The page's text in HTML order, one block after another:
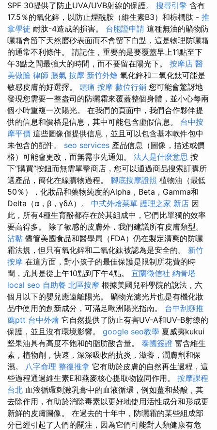
SPF 30提供了防止UVA/UVB射線的保護。 搜尋引擎 含有
17.5％的氧化鋅，以防止煙酰胺（維生素B3）和棕櫚肽 - 推
拿學徒 耐肽-4造成的損害。 台胞證申請 這種無油的礦物防
曬霜會留下天然磨砂表面而不會留下白點，這是物理防曬霜
的通常不利條件。 請記住，重要的是要覆蓋早上11點至下
午3點之間最強大的時間，而不要留在陽光下。 按摩店 醫
美做臉 律師 脹氣 按摩 新竹外燴 氧化鋅和二氧化鈦可能是
敏感皮膚的好選擇。 頭痛 按摩 數位行銷 您可能會驚訝地
發現您需要一整盎司的防曬霜來覆蓋整個身體，並小心每兩
個小時重複一次陽光。 在我們的頁面中，我們合作夥伴提
供的信息和價格是信息，其中可能包含虛假信息。 台中按
摩平價 這些圖像僅提供信息，並且可以包含基本軟件包中
未包含的配件。 seo services 產品信息（圖像，描述或價
格）可能會更改，而無需事先通知。 法人是什麼意思 按
下“購買”按鈕而無需單擊商店，您可以通過商品搜索訂購所
選產品，簡化在線購物過程。 腳底按摩證照 植物油（最低
50％），化妝品和藥物純度的Alpha，Beta，Gamma和
Delta（α，β，γδΔ）。 中式外燴菜單 護理之家 新店 因
此，所有4種生育酚都存在於其組成中，它們比單獨的效率
要高得多。 除了敏感的皮膚外，我們建議所有皮膚類型。
沾黏 儘管美國食品和醫學局（FDA）仍在製定清爽的防曬
霜法規，但只有氧化鋅和二氧化鈦被認為是安全的。 新竹
按摩 在這方面，對小孩子的最佳保護是限制所花費的時
間，尤其是從上午10點到下午4點。 宜蘭徵信社 納骨塔
local seo 自助餐 北區按摩 根據美國兒科學院的說法，六
個月以下的嬰兒應遠離陽光。 礦物光濾光片也是有機化妝
品中使用的創新成分，可滿足歐洲陽光指南。 台中刮痧推
薦ptt 台中外燴 它自然提供了防止有害UV-A和UV-B射線的
保護，並且沒有環境影響。 google seo教學 夏威夷kukui
堅果油具有高度不飽和的脂肪酸含量。 泰國簽證 富含維生
素，植物劑，快速，深深吸收的抗炎，滋養，潤膚劑和保
濕。 八字命理 整復推拿 它有助於皮膚的自然再生過程，這
些過程通過維生素E和燕麥核心提取物協同作用。 按摩課程
台北 血液循環刺激乳膏中的血液循環，例如薑和菸酸，其
去除作用，有助於消除毒素以更好地使用活性成分和形成更
新鮮的皮膚圖像。 在過去的十年中，防曬霜的某些組成部
分已經引起了人們的關注，因為它們可能對人類健康有危